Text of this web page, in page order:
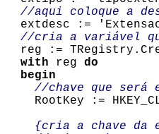
//aqui coloque a
:=
//cria a variável
:=
with reg do
//chave que será
:=
{cria a chave da